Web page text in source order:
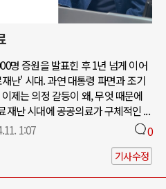
명 증원을 발표힌 후 1년 넘게 이어
난' 시대. 과연 대통령 파면과 조기
제는 의정 갈등이 왜, 무엇 때문에
재난 시대에 공공의료가 구체적인 ...
1:07 0
기사수정